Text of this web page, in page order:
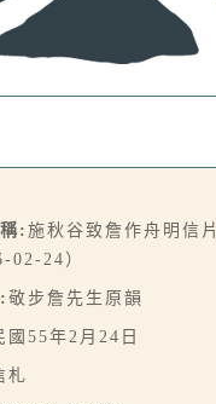
: 施秋谷致詹作舟明信片
02-24）
敬步詹先生原韻
國55年2月24日
札